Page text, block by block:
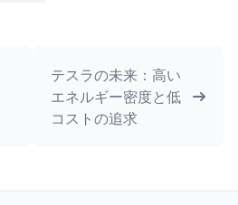
テスラの未来：高い
エネルギー密度と低
コストの追求